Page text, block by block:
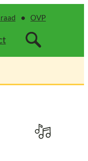
OVP